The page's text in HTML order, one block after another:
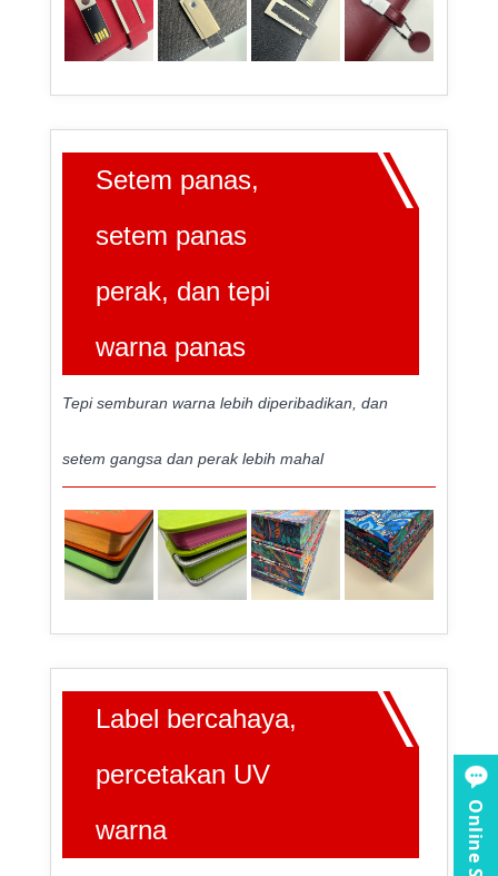
Setem panas,
setem panas
perak, dan tepi
warna panas
Tepi semburan warna lebih diperibadikan, dan
setem gangsa dan perak lebih mahal
Label bercahaya,
percetakan UV
warna